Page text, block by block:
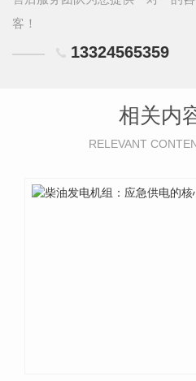
客！
13324565359
相关内
RELEVANT